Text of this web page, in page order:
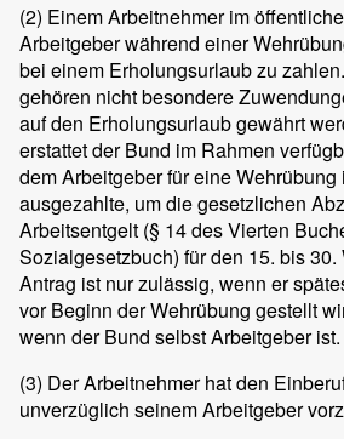
(2) Einem Arbeitnehmer im
Arbeitgeber während einer
bei einem Erholungsurlaub zu
gehören nicht besondere
auf den Erholungsurlaub gewährt
erstattet der Bund im Rahmen
dem Arbeitgeber für eine
ausgezahlte, um die gesetzlichen
Arbeitsentgelt (§ 14 des Vierten
Sozialgesetzbuch) für den 15. bis
Antrag ist nur zulässig, wenn er
vor Beginn der Wehrübung gestellt
wenn der Bund selbst Arbeitgeber ist.
(3) Der Arbeitnehmer hat den
unverzüglich seinem Arbeitgeber